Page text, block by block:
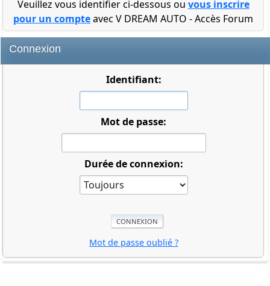
Veuillez vous identifier ci-dessous ou vous inscrire
pour un compteavec V DREAM AUTO - Accès Forum
Connexion
Identifiant:
Mot de passe:
Durée de connexion:
Mot de passe oublié ?